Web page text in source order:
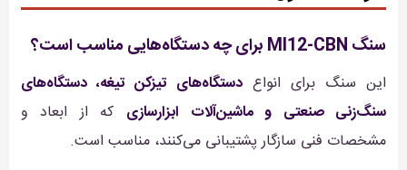
سنگ MI12-CBN برای چه دستگاه‌هایی مناسب است؟
این سنگ برای انواعدستگاه‌های تیزکن تیغه، دستگاه‌های
سنگ‌زنی صنعتی و ماشین‌آلات ابزارسازی که از ابعاد و
مشخصات فنی سازگار پشتیبانی می‌کنند، مناسب است.